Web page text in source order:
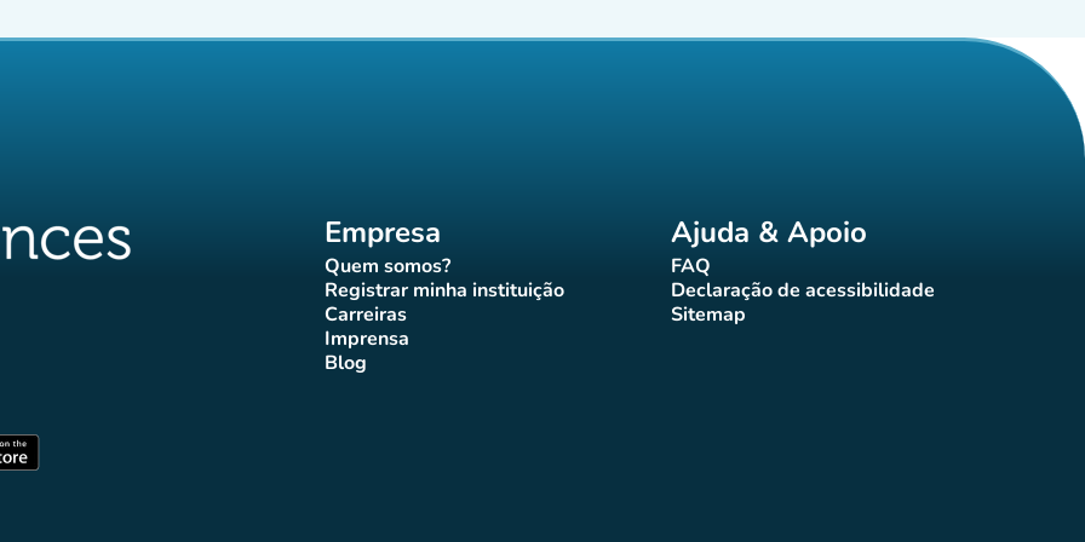
separador)
Empresa
Quem somos?(novo separador)
Registrar minha instituição
(novo separador)
Carreiras(novo separador)
Imprensa(novo separador)
Blog(novo separador)
Ajuda & Apoio
FAQ(novo separador)
Declaração de acessibilidade
(novo separador)
Sitemap(novo separador)